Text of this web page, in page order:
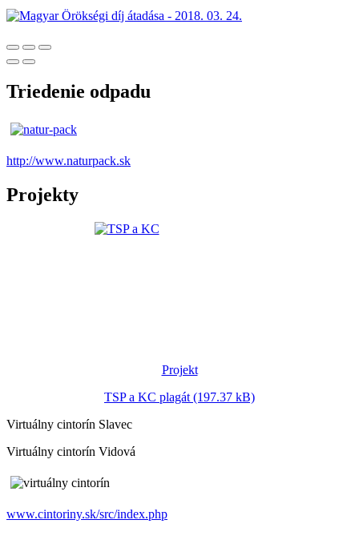
Triedenie odpadu
http://www.naturpack.sk
Projekty
Projekt
TSP a KC plagát (197.37 kB)
Virtuálny cintorín Slavec
Virtuálny cintorín Vidová
www.cintoriny.sk/src/index.php